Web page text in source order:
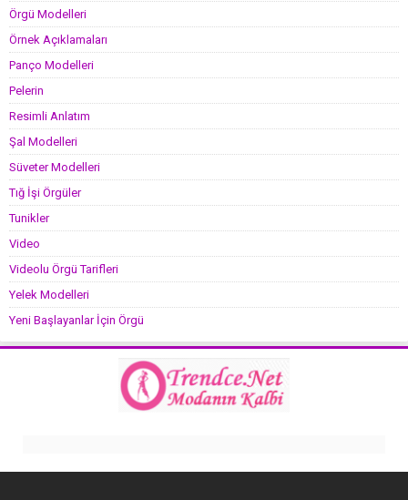
Örgü Modelleri
Örnek Açıklamaları
Panço Modelleri
Pelerin
Resimli Anlatım
Şal Modelleri
Süveter Modelleri
Tığ İşi Örgüler
Tunikler
Video
Videolu Örgü Tarifleri
Yelek Modelleri
Yeni Başlayanlar İçin Örgü